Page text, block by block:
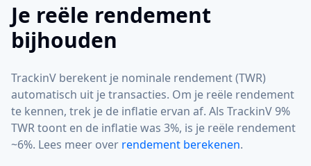
Je reële rendement
bijhouden
TrackinV berekent je nominale rendement (TWR)
automatisch uit je transacties. Om je reële rendement
te kennen, trek je de inflatie ervan af. Als TrackinV 9%
TWR toont en de inflatie was 3%, is je reële rendement
~6%. Lees meer over rendement berekenen.